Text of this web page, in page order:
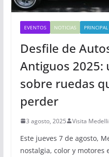
EVENTOS NOTICIAS PRINCIPAL
Desfile de
Antiguos 2025:
sobre ruedas
perder
3 agosto, 2025 Visita
Este jueves 7 de agosto,
nostalgia, color y motores